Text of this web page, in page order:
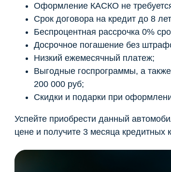
Оформление КАСКО не
Срок договора на кредит до 8
Беспроцентная рассрочка 0%
Досрочное погашение без
Низкий ежемесячный платеж;
Выгодные госпрограммы, а
200 000 руб;
Скидки и подарки при
Успейте приобрести данный
цене и получите 3 месяца кредитных